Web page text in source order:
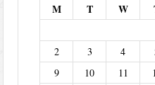
M T W
2
3 4
9
10 11